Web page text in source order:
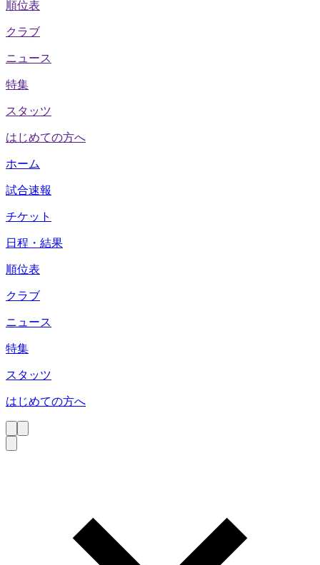
順位表
クラブ
ニュース
特集
スタッツ
はじめての方へ
ホーム
試合速報
チケット
日程・結果
順位表
クラブ
ニュース
特集
スタッツ
はじめての方へ